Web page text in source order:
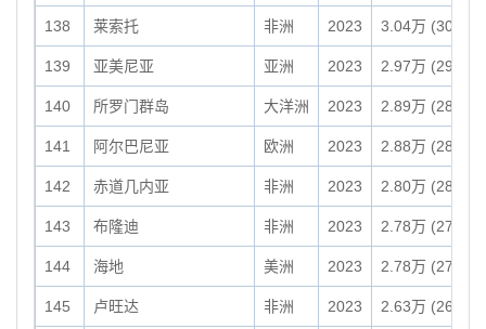
138 莱索托 非洲 2023 3.04万
139 亚美尼亚 亚洲 2023 2.97万
140 所罗门群岛 大洋洲 2023 2.89万
141 阿尔巴尼亚 欧洲 2023 2.88万
142 赤道几内亚 非洲 2023 2.80万
143 布隆迪 非洲 2023 2.78万
144 海地 美洲 2023 2.78万
145 卢旺达 非洲 2023 2.63万